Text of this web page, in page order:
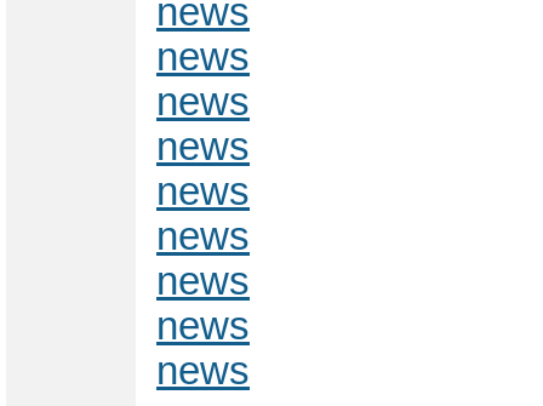
news
news
news
news
news
news
news
news
news